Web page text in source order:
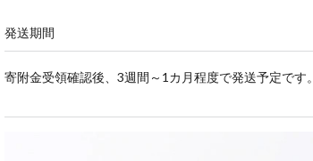
発送期間
寄附金受領確認後、3週間～1カ月程度で発送予定です。